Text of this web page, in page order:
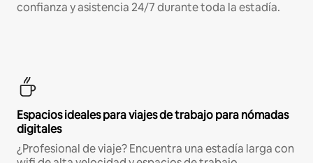
confianza y asistencia 24/7 durante toda la estadía.
Espacios ideales para viajes de trabajo para nómadas
digitales
¿Profesional de viaje? Encuentra una estadía larga con